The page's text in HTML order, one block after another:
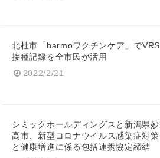
北杜市「harmoワクチンケア」でVRS
接種記録を全市民が活用
2022/2/21
シミックホールディングスと新潟県妙
高市、新型コロナウイルス感染症対策
と健康増進に係る包括連携協定締結